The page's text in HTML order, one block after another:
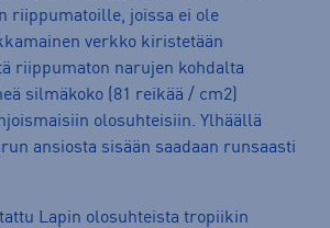
riippumatoille, joissa ei ole
verkko kiristetään
riippumaton narujen kohdalta
silmäkoko (81 reikää / cm2)
olosuhteisiin. Ylhäällä
ansiosta sisään saadaan runsaasti
Lapin olosuhteista tropiikin